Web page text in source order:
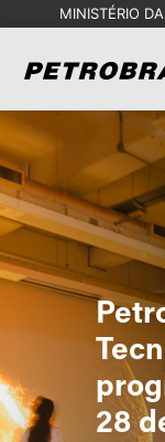
MINISTÉRIO
28